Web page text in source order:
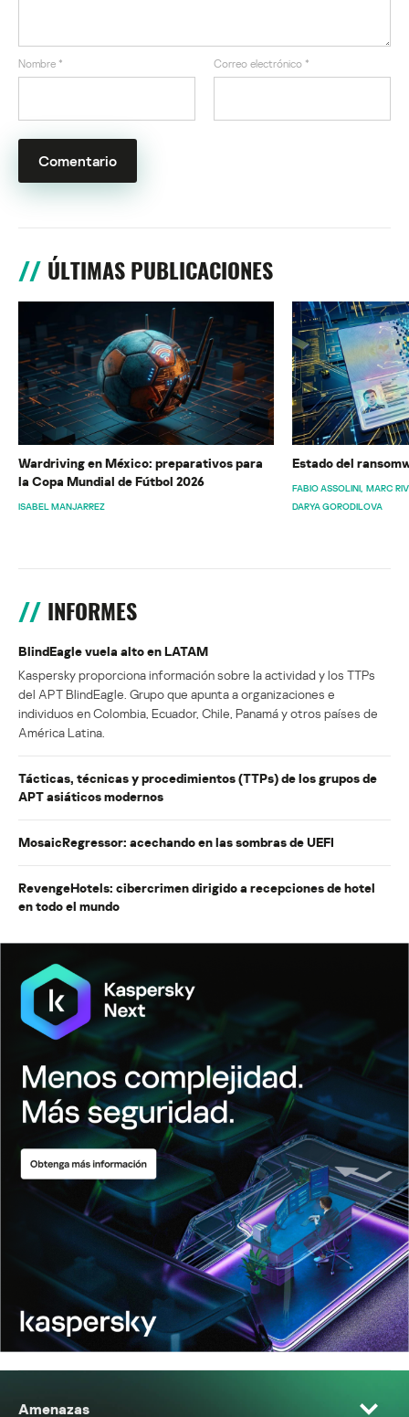
Nombre * Correo electrónico *
ÚLTIMAS PUBLICACIONES
Wardriving en México: preparativos para
la Copa Mundial de Fútbol 2026
ISABEL MANJARREZ
Estado del
FABIO ASSOLINI MARC
DARYA GORODILOVA
INFORMES
BlindEagle vuela alto en LATAM
Kaspersky proporciona información sobre la actividad y los TTPs
del APT BlindEagle. Grupo que apunta a organizaciones e
individuos en Colombia, Ecuador, Chile, Panamá y otros países de
América Latina.
Tácticas, técnicas y procedimientos (TTPs) de los grupos de
APT asiáticos modernos
MosaicRegressor: acechando en las sombras de UEFI
RevengeHotels: cibercrimen dirigido a recepciones de hotel
en todo el mundo
Amenazas